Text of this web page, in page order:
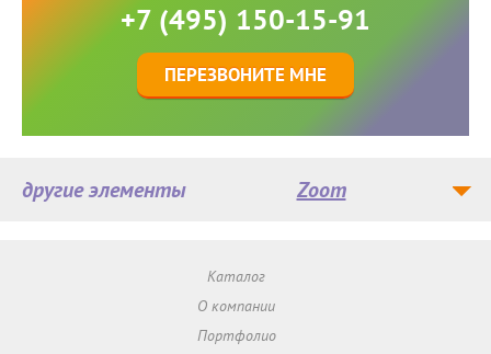
+7 (495) 150-15-91
ПЕРЕЗВОНИТЕ МНЕ
другие элементы Zoom
Каталог
О компании
Портфолио